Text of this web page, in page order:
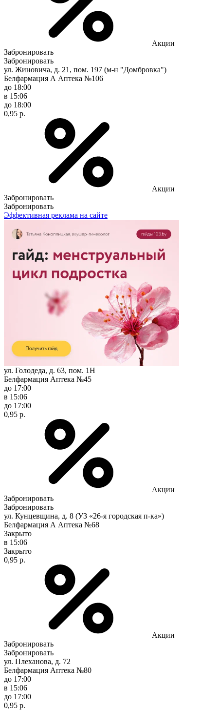
Акции
Забронировать
Забронировать
ул. Жиновича, д. 21, пом. 197 (м-н "Домбровка")
Белфармация А Аптека №106
до 18:00
в 15:06
до 18:00
0,95 р.
Акции
Забронировать
Забронировать
Эффективная реклама на сайте
ул. Голодеда, д. 63, пом. 1Н
Белфармация Аптека №45
до 17:00
в 15:06
до 17:00
0,95 р.
Акции
Забронировать
Забронировать
ул. Кунцевщина, д. 8 (УЗ «26-я городская п-ка»)
Белфармация А Аптека №68
Закрыто
в 15:06
Закрыто
0,95 р.
Акции
Забронировать
Забронировать
ул. Плеханова, д. 72
Белфармация Аптека №80
до 17:00
в 15:06
до 17:00
0,95 р.